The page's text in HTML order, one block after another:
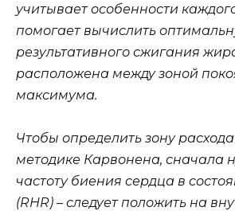
учитывает особенности
помогает вычислить
результативного сжигания
расположена между зоной
максимума.
Чтобы определить зону
методике Карвонена, сначала
частоту биения сердца в
(RHR) – следует положить на